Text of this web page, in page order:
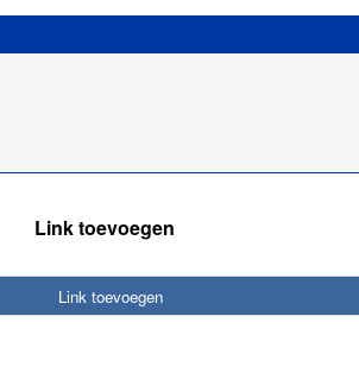
Link toevoegen
Link toevoegen